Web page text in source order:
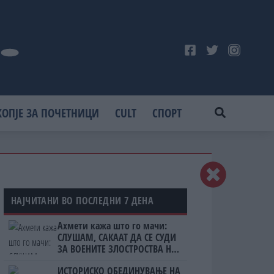
ЗА ПОЧЕТНИЦИ CULT СПОРТ
НАЈЧИТАНИ ВО ПОСЛЕДНИ 7 ДЕНА
Ахмети кажа што го мачи:
СЛУШАМ, САКААТ ДА СЕ СУДИ
ЗА ВОЕНИТЕ ЗЛОСТРОСТВА НА
ИСТОРИСКО ОБЕДИНУВАЊЕ НА